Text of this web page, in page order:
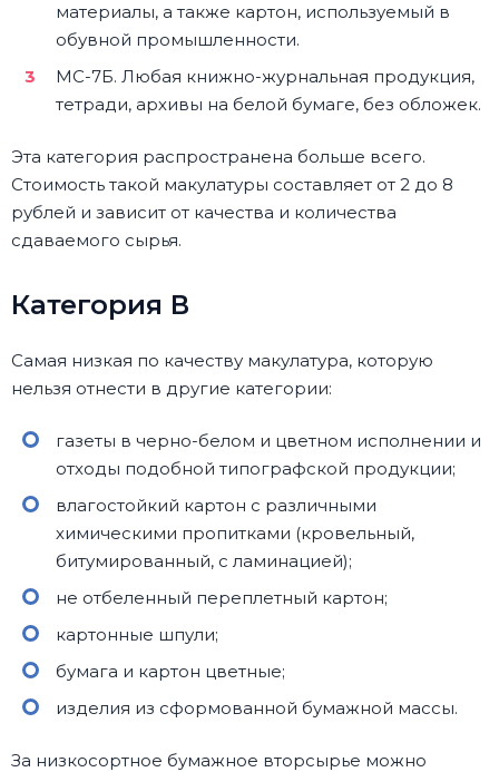
материалы, а также картон, используемый в
обувной промышленности.
МС-7Б. Любая книжно-журнальная продукция,
тетради, архивы на белой бумаге, без обложек.
Эта категория распространена больше всего.
Стоимость такой макулатуры составляет от 2 до 8
рублей и зависит от качества и количества
сдаваемого сырья.
Категория В
Самая низкая по качеству макулатура, которую
нельзя отнести в другие категории:
газеты в черно-белом и цветном исполнении и
отходы подобной типографской продукции;
влагостойкий картон с различными
химическими пропитками (кровельный,
битумированный, с ламинацией);
не отбеленный переплетный картон;
картонные шпули;
бумага и картон цветные;
изделия из сформованной бумажной массы.
За низкосортное бумажное вторсырье можно